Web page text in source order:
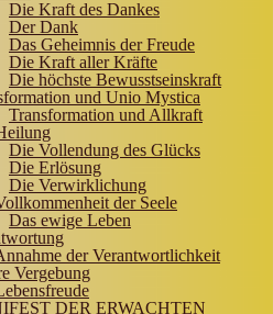
Die Kraft des Dankes
Der Dank
Das Geheimnis der Freude
Die Kraft aller Kräfte
Die höchste Bewusstseinskraft
und Unio Mystica
Transformation und Allkraft
Die Vollendung des Glücks
Die Erlösung
Die Verwirklichung
der Seele
Das ewige Leben
der Verantwortlichkeit
Vergebung
DER ERWACHTEN